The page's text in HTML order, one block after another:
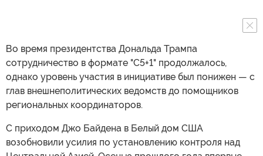
Во время президентства Дональда Трампа
сотрудничество в формате "C5+1" продолжалось,
однако уровень участия в инициативе был понижен — с
глав внешнеполитических ведомств до помощников
региональных координаторов.
С приходом Джо Байдена в Белый дом США
возобновили усилия по установлению контроля над